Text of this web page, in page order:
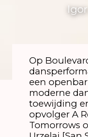
Op
een
moderne
toewijding
opvolger A
Tomorrows